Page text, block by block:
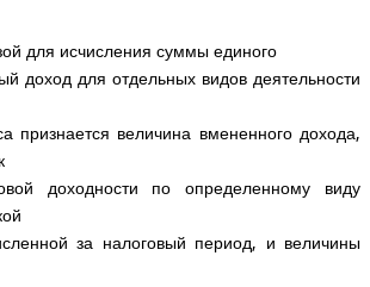
для исчисления суммы единого
доход для отдельных видов деятельности
признается величина вмененного дохода,
доходности по определенному виду
за налоговый период, и величины